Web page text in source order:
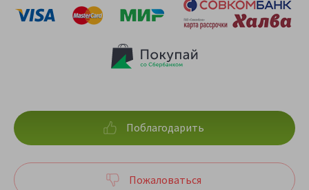
Поблагодарить
Пожаловаться